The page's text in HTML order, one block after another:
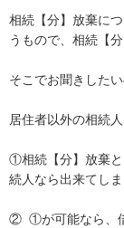
相続【分】放棄に
うもので、相続【
そこでお聞きした
居住者以外の相続
①相続【分】放棄と
続人なら出来てし
②  ①が可能なら、